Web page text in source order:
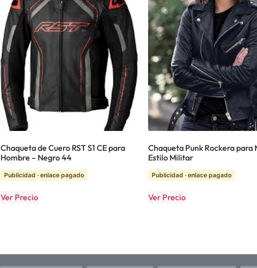
Chaqueta de Cuero RST S1 CE para
Hombre – Negro 44
Publicidad · enlace pagado
Ver Precio
Chaqueta Punk Rockera para
Estilo Militar
Publicidad · enlace pagado
Ver Precio